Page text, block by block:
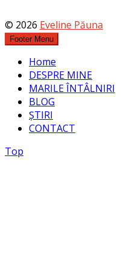
© 2026 Eveline Păuna
Footer Menu
Home
DESPRE MINE
MARILE ÎNTÂLNIRI
BLOG
ȘTIRI
CONTACT
Top